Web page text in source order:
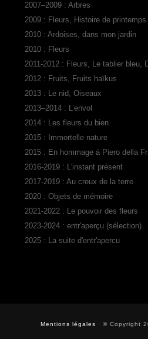
2007–2009 : Arbres
2009 : Fleurs, Histoire de printemps
2010 : Ardoises, dans mon jardin
2010 : Fleurs
2011-2012 : Fleurs, Le tablier bleu,
2012 : Fruits, Fruits haïkus
2013 : Le nid, Oiseaux
2013–2014 : L’envol
2014 : Les fleurs du bien
2015 : Immortelle nature
2015 : En hommage à Piero della
2016-2019 : L'instant présent
2017-2019 : Au creux de la terre
2020 : Objets de mémoire
2021-2022 : Le pouvoir des fleurs
2023-2024 : entr'aperçu (sélection)
2025 : La suite d'entr'apercu
Mentions légales · © Copyright